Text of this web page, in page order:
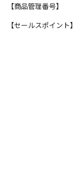
【商品管理番号】
【セールスポイント】